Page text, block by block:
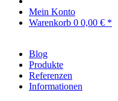
Mein Konto
Warenkorb 0 0,00 € *
Blog
Produkte
Referenzen
Informationen